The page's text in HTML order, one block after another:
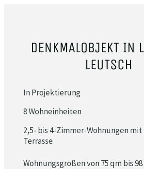
DENKMALOBJEKT IN
LEUTSCH
In Projektierung
8 Wohneinheiten
2,5- bis 4-Zimmer-Wohnungen
Terrasse
Wohnungsgrößen von 75 qmbis